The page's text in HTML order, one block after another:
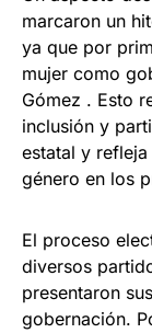
marcaron un
ya que por
mujer como
Gómez . Esto
inclusión y
estatal y
género en los
El proceso
diversos
presentaron
gobernación.